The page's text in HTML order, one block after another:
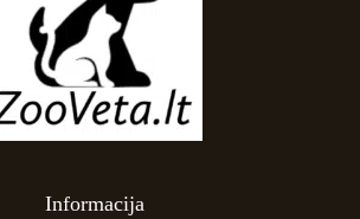
Informacija